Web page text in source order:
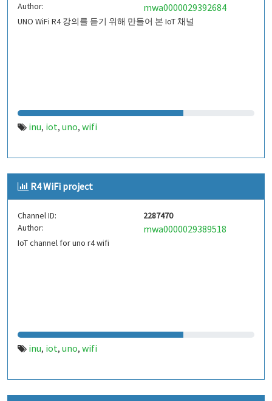
Author:
mwa0000029392684
UNO WiFi R4 강의를 듣기 위해 만들어 본 IoT 채널
inu, iot, uno, wifi
R4 WiFi project
Channel ID:
2287470
Author:
mwa0000029389518
IoT channel for uno r4 wifi
inu, iot, uno, wifi